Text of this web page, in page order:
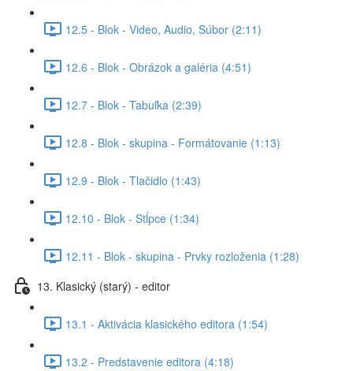
12.5 - Blok - Video, Audio, Súbor (2:11)
12.6 - Blok - Obrázok a galéria (4:51)
12.7 - Blok - Tabuľka (2:39)
12.8 - Blok - skupina - Formátovanie (1:13)
12.9 - Blok - Tlačidlo (1:43)
12.10 - Blok - Stĺpce (1:34)
12.11 - Blok - skupina - Prvky rozloženia (1:28)
13. Klasický (starý) - editor
13.1 - Aktivácia klasického editora (1:54)
13.2 - Predstavenie editora (4:18)